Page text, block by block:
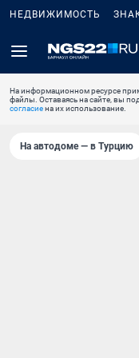
НЕДВИЖИМОСТЬ
На информационном ресурсе
файлы. Оставаясь на сайте, вы
согласиена их использование.
На автодоме — в Турцию